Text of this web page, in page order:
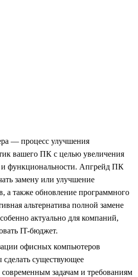
— процесс улучшения
вашего ПК с целью увеличения
и функциональности. Апгрейд ПК
замену или улучшение
а также обновление программного
альтернатива полной замене
актуально для компаний,
IT-бюджет.
офисных компьютеров
сделать существующее
задачам и требованиям